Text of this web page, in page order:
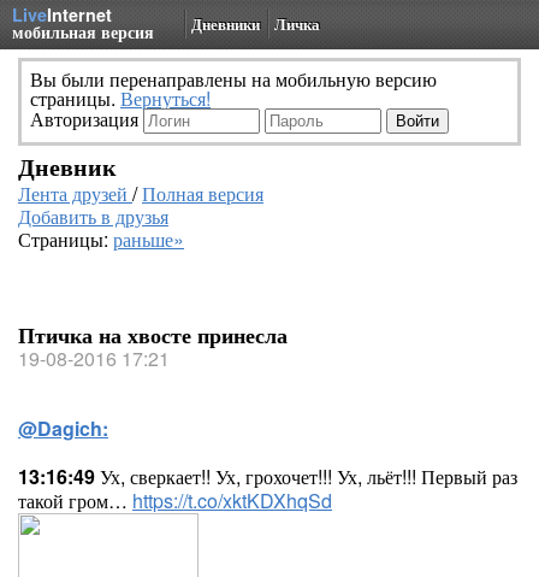
LiveInternet
мобильная версия Дневники Личка
Вы были перенаправлены на мобильную версию
страницы. Вернуться!
Авторизация
Дневник
Лента друзей /Полная версия
Добавить в друзья
Страницы: раньше»
Птичка на хвосте принесла
19-08-2016 17:21
@Dagich:
13:16:49Ух, сверкает!! Ух, грохочет!!! Ух, льёт!!! Первый раз
такой гром… https://t.co/xktKDXhqSd